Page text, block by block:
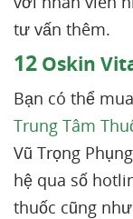
tư vấn thêm.
12 Oskin
Bạn có thể
Trung Tâm
Vũ Trọng
hệ qua số
thuốc cũng